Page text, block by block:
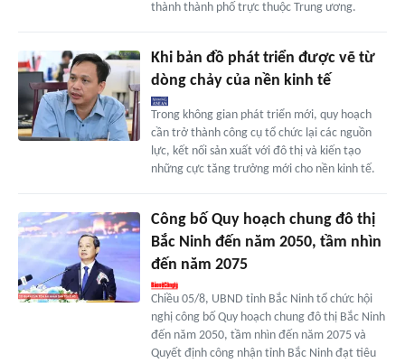
thành thành phố trực thuộc Trung ương.
Khi bản đồ phát triển được vẽ từ
dòng chảy của nền kinh tế
Trong không gian phát triển mới, quy hoạch
cần trở thành công cụ tổ chức lại các nguồn
lực, kết nối sản xuất với đô thị và kiến tạo
những cực tăng trưởng mới cho nền kinh tế.
Công bố Quy hoạch chung đô thị
Bắc Ninh đến năm 2050, tầm nhìn
đến năm 2075
Chiều 05/8, UBND tỉnh Bắc Ninh tổ chức hội
nghị công bố Quy hoạch chung đô thị Bắc Ninh
đến năm 2050, tầm nhìn đến năm 2075 và
Quyết định công nhận tỉnh Bắc Ninh đạt tiêu